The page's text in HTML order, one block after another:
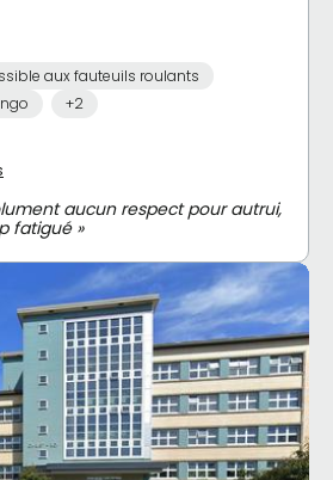
aux fauteuils roulants
+2
aucun respect pour autrui,
fatigué »